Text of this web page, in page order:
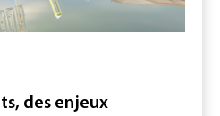
des enjeux